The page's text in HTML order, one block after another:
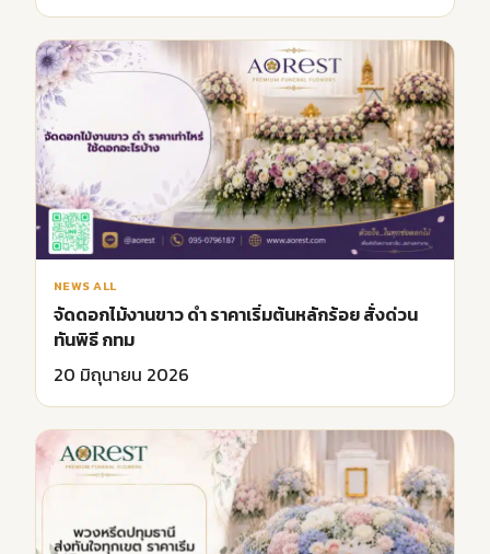
NEWS ALL
จัดดอกไม้งานขาว ดํา ราคาเริ่มต้นหลักร้อย สั่งด่วน
ทันพิธี กทม
20 มิถุนายน 2026